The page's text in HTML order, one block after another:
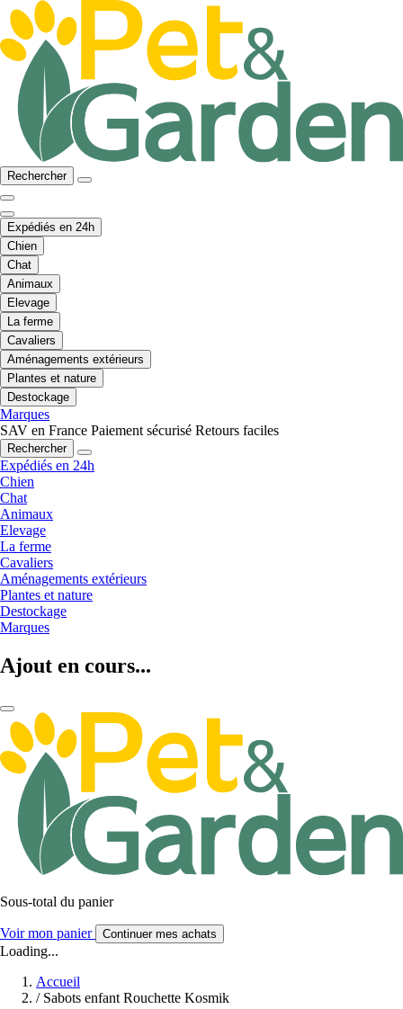
Rechercher
Expédiés en 24h
Chien
Chat
Animaux
Elevage
La ferme
Cavaliers
Aménagements extérieurs
Plantes et nature
Destockage
Marques
SAV en France Paiement sécurisé Retours faciles
Rechercher
Expédiés en 24h
Chien
Chat
Animaux
Elevage
La ferme
Cavaliers
Aménagements extérieurs
Plantes et nature
Destockage
Marques
Ajout en cours...
Sous-total du panier
Voir mon panier Continuer mes achats
Loading...
Accueil
/ Sabots enfant Rouchette Kosmik